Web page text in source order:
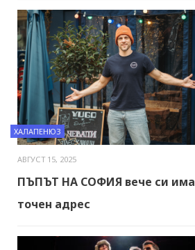
ХАЛАПЕНЮЗ
АВГУСТ 15, 2025
ПЪПЪТ НА СОФИЯ вече си има
точен адрес